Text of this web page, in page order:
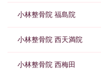
小林整骨院 福島院
小林整骨院 西天満院
小林整骨院 西梅田